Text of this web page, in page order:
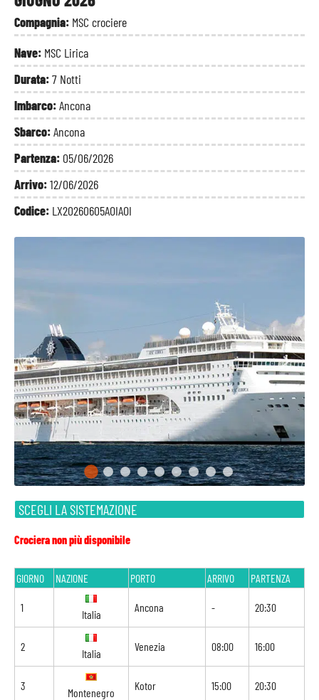
Compagnia: MSC crociere
Nave: MSC Lirica
Durata:7 Notti
Imbarco:Ancona
Sbarco:Ancona
Partenza: 05/06/2026
Arrivo:12/06/2026
Codice: LX20260605AOIAOI
SCEGLI LA SISTEMAZIONE
Crociera non più disponibile
GIORNO NAZIONE PORTO ARRIVO PARTENZA
1
Italia
Ancona - 20:30
2
Italia
Venezia 08:00 16:00
3
Montenegro
Kotor 15:00 20:30